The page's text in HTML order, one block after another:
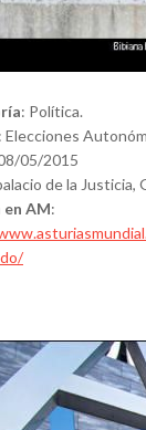
: Política.
: Elecciones
05/2015
de la Justicia,
AM: